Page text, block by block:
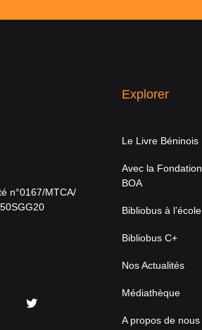
n°0167/MTCA/
TubeTwitter
Explorer
Le Livre Béninois
Avec la Fondation
BOA
Bibliobus à l’école
Bibliobus C+
Nos Actualités
Médiathèque
A propos de nous